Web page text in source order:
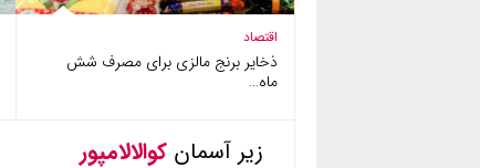
اقتصاد
ذخایر برنج مالزی برای مصرف شش
ماه…
زیر آسمان کوالالامپور